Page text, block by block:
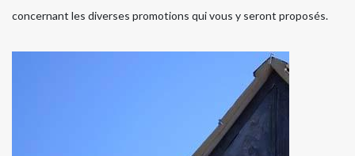
concernant les diverses promotions qui vous y seront proposés.